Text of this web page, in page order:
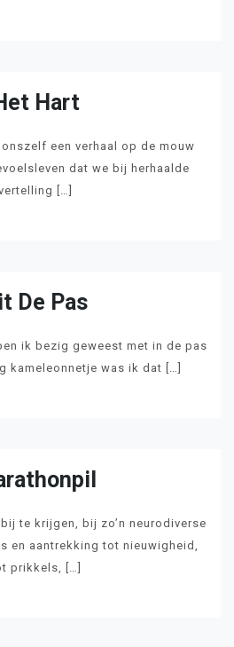
Hart
een verhaal op de mouw
dat we bij herhaalde
[…]
De Pas
ik bezig geweest met in de pas
kameleonnetje was ik dat […]
te krijgen, bij zo’n neurodiverse
en aantrekking tot nieuwigheid,
prikkels, […]